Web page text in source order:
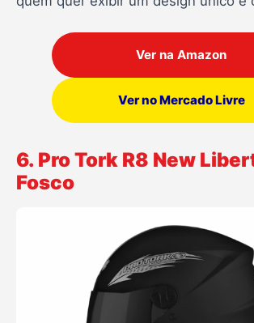
Ver na Amazon
Ver no Mercado Livre
6. Pro Tork R8 New
Fosco